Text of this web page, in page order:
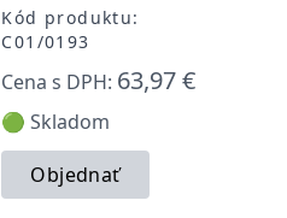
Kód produktu:
C01/0193
Cena s DPH: 63,97 €
🟢 Skladom
Objednať